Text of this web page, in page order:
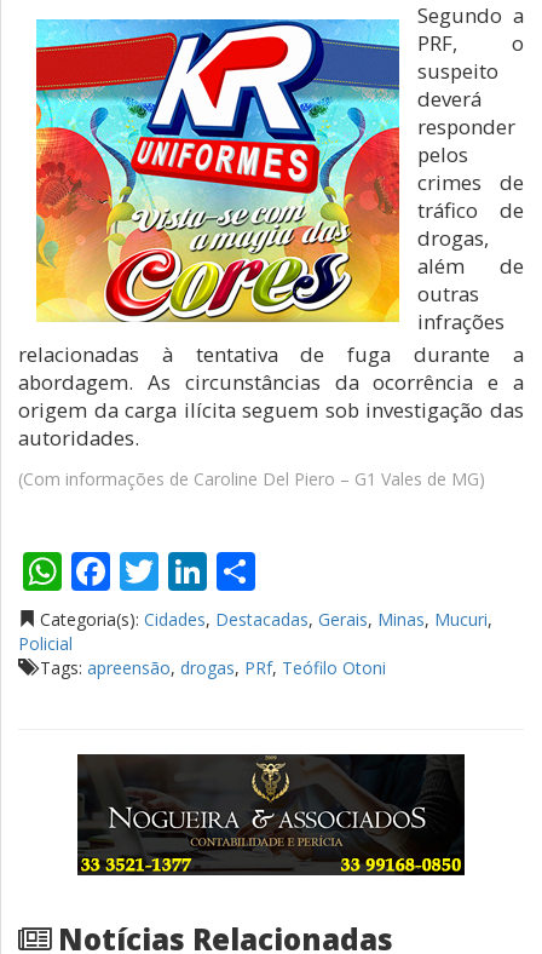
Segundo a
PRF, o
suspeito
deverá
responder
pelos
crimes de
tráfico de
drogas,
além de
outras
infrações
relacionadas à tentativa de fuga durante a
abordagem. As circunstâncias da ocorrência e a
origem da carga ilícita seguem sob investigação das
autoridades.
(Com informações de Caroline Del Piero – G1 Vales de MG)
WhatsApp
Facebook
TwitterLinkedIn
Categoria(s): Cidades, Destacadas, Gerais, Minas, Mucuri,
Policial
Tags: apreensão, drogas, PRf, Teófilo Otoni
Notícias Relacionadas